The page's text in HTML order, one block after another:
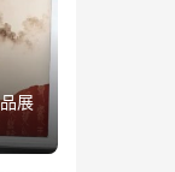
展